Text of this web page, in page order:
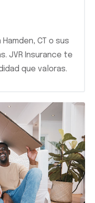
CT o sus
JVR Insurance te
que valoras.